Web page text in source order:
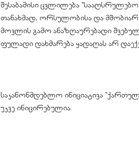
შესაბამისი ცვლილება “სააღსრულებო
თანახმად, ორსულობისა და
მოვლის გამო ანაზღაურებადი
ფულადი დახმარება ყადაღას არ
საკანონმდებლო ინიციატივა
უკვე ინიცირებულია.